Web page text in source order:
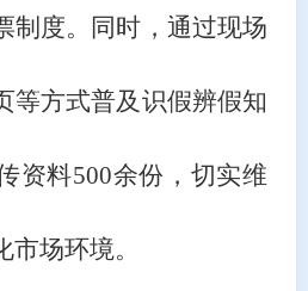
制度。同时，通过现场
等方式普及识假辨假知
资料500余份，切实维
场环境。